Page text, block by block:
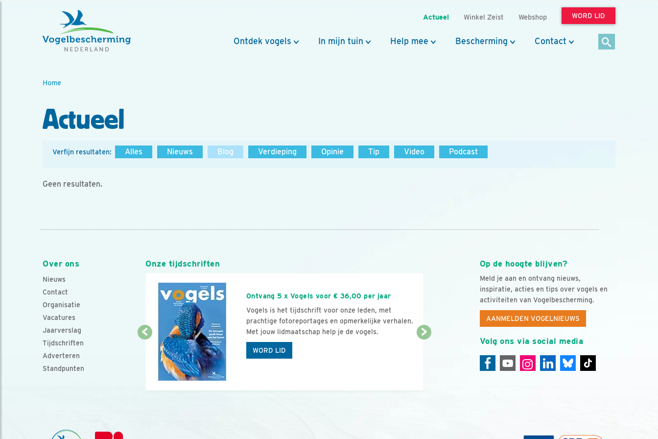
Actueel Winkel Zeist Webshop WORD LID
Ontdek vogels In mijn tuin Help mee Bescherming Contact
Home
Actueel
Verfijn resultaten: Alles Nieuws Blog Verdieping Opinie Tip Video Podcast
Geen resultaten.
Over ons
Nieuws
Contact
Organisatie
Vacatures
Jaarverslag
Tijdschriften
Adverteren
Standpunten
Op de hoogte blijven?
Meld je aan en ontvang nieuws,
inspiratie, acties en tips over vogels en
activiteiten van Vogelbescherming.
AANMELDEN VOGELNIEUWS
Volg ons via social media
Onze tijdschriften
Ontvang 5 x Vogels voor € 36,00 per jaar
Vogels is het tijdschrift voor onze leden, met
prachtige fotoreportages en opmerkelijke verhalen.
Met jouw lidmaatschap help je de vogels.
WORD LID